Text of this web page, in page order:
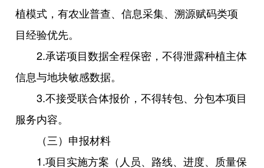
植模式，有农业普查、信息采集、溯源赋码类项
目经验优先。
2.承诺项目数据全程保密，不得泄露种植主体
信息与地块敏感数据。
3.不接受联合体报价，不得转包、分包本项目
服务内容。
（三）申报材料
1.项目实施方案（人员、路线、进度、质量保